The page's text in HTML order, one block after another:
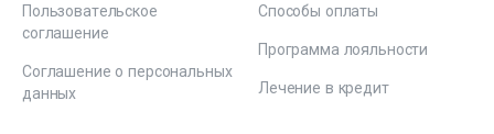
Пользовательское
соглашение
Соглашение о персональных
данных
Способы оплаты
Программа лояльности
Лечение в кредит